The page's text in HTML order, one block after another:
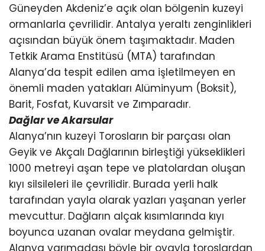
Güneyden Akdeniz’e açık olan bölgenin kuzeyi
ormanlarla çevrilidir. Antalya yeraltı zenginlikleri
açısından büyük önem taşımaktadır. Maden
Tetkik Arama Enstitüsü (MTA) tarafından
Alanya’da tespit edilen ama işletilmeyen en
önemli maden yatakları Alüminyum (Boksit),
Barit, Fosfat, Kuvarsit ve Zımparadır.
Dağlar ve Akarsular
Alanya’nın kuzeyi Torosların bir parçası olan
Geyik ve Akçalı Dağlarının birleştiği yükseklikleri
1000 metreyi aşan tepe ve platolardan oluşan
kıyı silsileleri ile çevrilidir. Burada yerli halk
tarafından yayla olarak yazları yaşanan yerler
mevcuttur. Dağların alçak kısımlarında kıyı
boyunca uzanan ovalar meydana gelmiştir.
Alanya yarımadası böyle bir ovayla toroslardan